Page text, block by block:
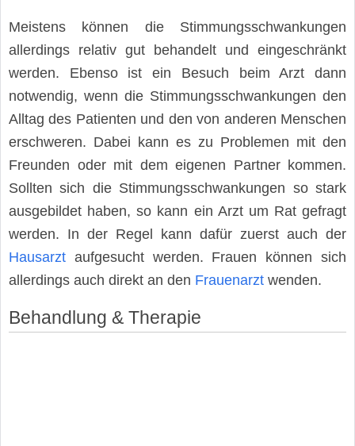
Meistens können die Stimmungsschwankungen
allerdings relativ gut behandelt und eingeschränkt
werden. Ebenso ist ein Besuch beim Arzt dann
notwendig, wenn die Stimmungsschwankungen den
Alltag des Patienten und den von anderen Menschen
erschweren. Dabei kann es zu Problemen mit den
Freunden oder mit dem eigenen Partner kommen.
Sollten sich die Stimmungsschwankungen so stark
ausgebildet haben, so kann ein Arzt um Rat gefragt
werden. In der Regel kann dafür zuerst auch der
Hausarzt aufgesucht werden. Frauen können sich
allerdings auch direkt an den Frauenarzt wenden.
Behandlung & Therapie